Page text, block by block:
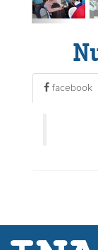
facebook